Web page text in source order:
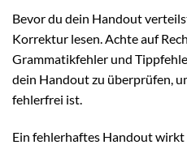
Bevor du dein Handout
Korrektur lesen. Achte auf
Grammatikfehler und
dein Handout zu überprüfen,
fehlerfrei ist.
Ein fehlerhaftes Handout